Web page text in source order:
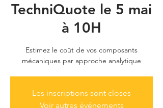
TechniQuote le 5 mai
à 10H
Estimez le coût de vos composants
mécaniques par approche analytique
Les inscriptions sont closes
Voir autres événements